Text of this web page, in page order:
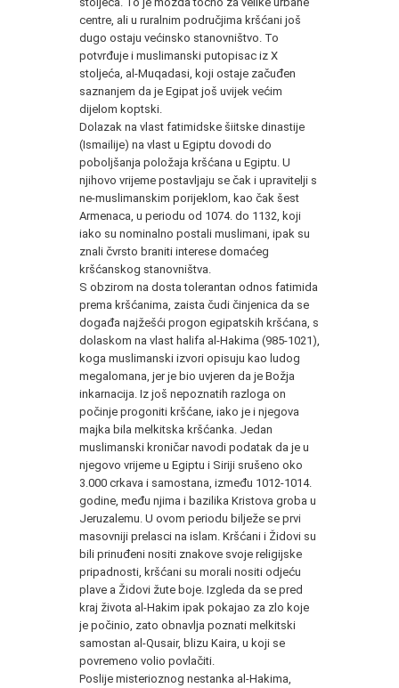
centre, ali u ruralnim područjima kršćani još
dugo ostaju većinsko stanovništvo. To
potvrđuje i muslimanski putopisac iz X
stoljeća, al-Muqadasi, koji ostaje začuđen
saznanjem da je Egipat još uvijek većim
dijelom koptski.
Dolazak na vlast fatimidske šiitske dinastije
(Ismailije) na vlast u Egiptu dovodi do
poboljšanja položaja kršćana u Egiptu. U
njihovo vrijeme postavljaju se čak i upravitelji s
ne-muslimanskim porijeklom, kao čak šest
Armenaca, u periodu od 1074. do 1132, koji
iako su nominalno postali muslimani, ipak su
znali čvrsto braniti interese domaćeg
kršćanskog stanovništva.
S obzirom na dosta tolerantan odnos fatimida
prema kršćanima, zaista čudi činjenica da se
događa najžešći progon egipatskih kršćana, s
dolaskom na vlast halifa al-Hakima (985-1021),
koga muslimanski izvori opisuju kao ludog
megalomana, jer je bio uvjeren da je Božja
inkarnacija. Iz još nepoznatih razloga on
počinje progoniti kršćane, iako je i njegova
majka bila melkitska kršćanka. Jedan
muslimanski kroničar navodi podatak da je u
njegovo vrijeme u Egiptu i Siriji srušeno oko
3.000 crkava i samostana, između 1012-1014.
godine, među njima i bazilika Kristova groba u
Jeruzalemu. U ovom periodu bilježe se prvi
masovniji prelasci na islam. Kršćani i Židovi su
bili prinuđeni nositi znakove svoje religijske
pripadnosti, kršćani su morali nositi odjeću
plave a Židovi žute boje. Izgleda da se pred
kraj života al-Hakim ipak pokajao za zlo koje
je počinio, zato obnavlja poznati melkitski
samostan al-Qusair, blizu Kaira, u koji se
povremeno volio povlačiti.
Poslije misterioznog nestanka al-Hakima,